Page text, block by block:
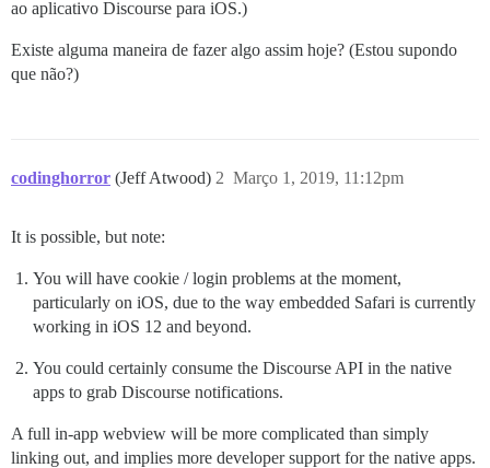
ao aplicativo Discourse para iOS.)
Existe alguma maneira de fazer algo assim hoje? (Estou supondo
que não?)
codinghorror (Jeff Atwood) Março 1, 2019, 11:12pm
2
It is possible, but note:
You will have cookie / login problems at the moment,
particularly on iOS, due to the way embedded Safari is currently
working in iOS 12 and beyond.
You could certainly consume the Discourse API in the native
apps to grab Discourse notifications.
A full in-app webview will be more complicated than simply
linking out, and implies more developer support for the native apps.